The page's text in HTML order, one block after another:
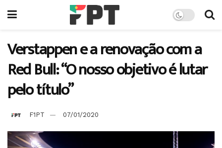
Verstappen e a renovação com a
Red Bull: “O nosso objetivo é lutar
pelo título”
F1PT 07/01/2020